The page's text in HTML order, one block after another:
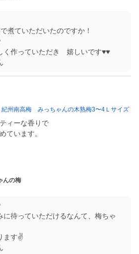
煮ていただいたのですか！
く作っていただき 嬉しいです♥♥
紀州南高梅 みっちゃんの木熟梅3〜4Ｌサイズ
ィーな香りで
ています。
んの梅
に待っていただけるなんて、梅ちゃ
ます✌